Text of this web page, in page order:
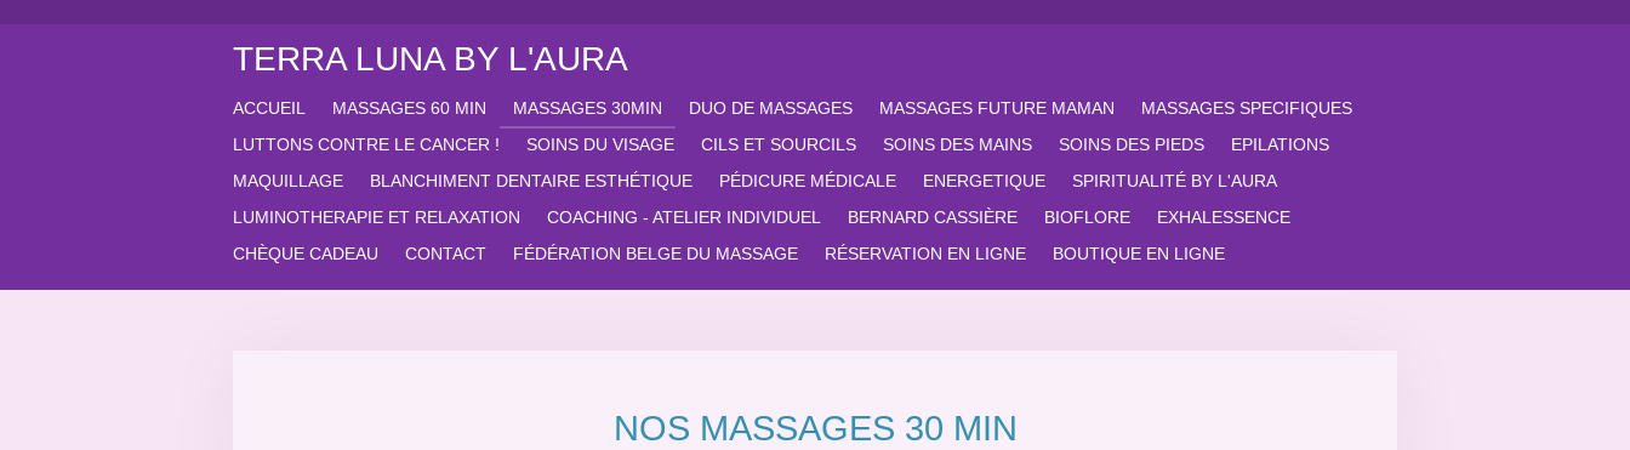
TERRA LUNA BY L'AURA
ACCUEIL MASSAGES 60 MIN MASSAGES 30MIN DUO DE MASSAGES MASSAGES FUTURE MAMAN
MASSAGES SPECIFIQUES
LUTTONS CONTRE LE CANCER !
SOINS DU VISAGE CILS ET SOURCILS SOINS DES MAINS SOINS DES PIEDS
EPILATIONS
MAQUILLAGE
BLANCHIMENT DENTAIRE ESTHÉTIQUE PÉDICURE MÉDICALE ENERGETIQUE
SPIRITUALITÉ BY L'AURA
LUMINOTHERAPIE ET RELAXATION
COACHING - ATELIER INDIVIDUEL BERNARD CASSIÈRE BIOFLORE
EXHALESSENCE
CHÈQUE CADEAU
CONTACT FÉDÉRATION BELGE DU MASSAGE RÉSERVATION EN LIGNE BOUTIQUE EN LIGNE
NOS MASSAGES 30 MIN